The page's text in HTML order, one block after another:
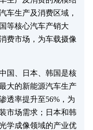
生产及消费区域，
等核心汽车产销大
费市场，为车载摄像
国、日本、韩国是核
大的新能源汽车生产
透率提升至56%，为
市场需求；日本和韩
学成像领域的产业优